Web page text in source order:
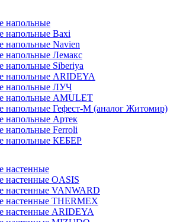
напольные
напольные Baxi
напольные Navien
напольные Лемакс
напольные Siberiya
напольные ARIDEYA
напольные ЛУЧ
напольные AMULET
напольные Гефест-М (аналог Житомир)
напольные Артек
напольные Ferroli
напольные КЕБЕР
настенные
настенные OASIS
настенные VANWARD
настенные THERMEX
настенные ARIDEYA